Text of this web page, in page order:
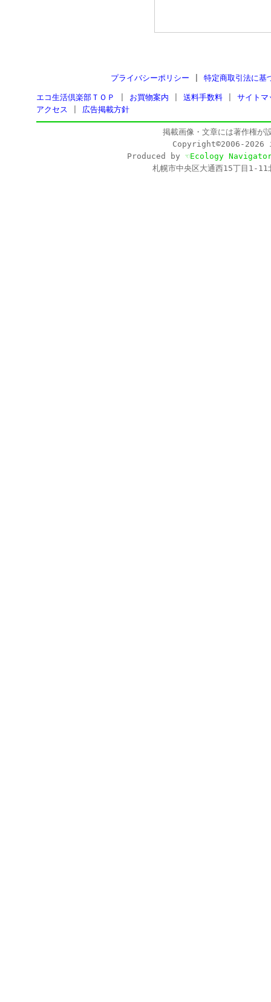
プライバシーポリシー 特定商取引法に基
エコ生活倶楽部ＴＯＰ お買物案内 送料手数料
サイトマ
アクセス
広告掲載方針
掲載画像・文章には著作権が
Copyright©2006-2026
Produced by ☜Ecology
札幌市中央区大通西15丁目1-